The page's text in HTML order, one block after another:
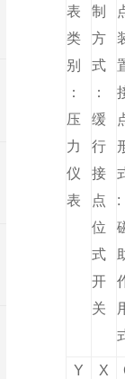
表
类
别
：
压
力
仪
表
制
方
式
：
缓
行
接
点
位
式
开
关
:
Y X